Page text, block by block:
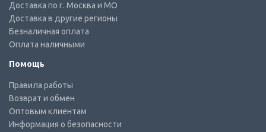
Доставка по г. Москва и МО
Доставка в другие регионы
Безналичная оплата
Оплата наличными
Помощь
Правила работы
Возврат и обмен
Оптовым клиентам
Информация о безопасности